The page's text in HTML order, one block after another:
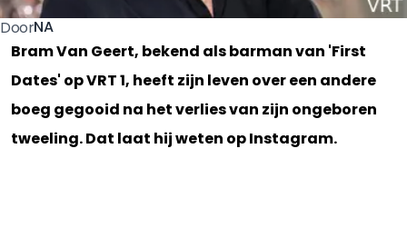
DoorNA
Bram Van Geert, bekend als barman van 'First
Dates' op VRT 1, heeft zijn leven over een andere
boeg gegooid na het verlies van zijn ongeboren
tweeling. Dat laat hij weten op Instagram.